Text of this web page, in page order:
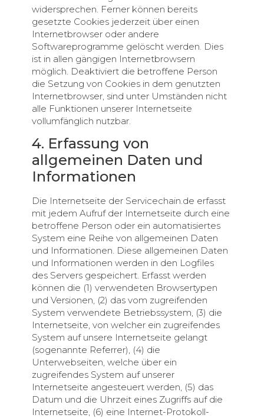
widersprechen. Ferner können bereits
gesetzte Cookies jederzeit über einen
Internetbrowser oder andere
Softwareprogramme gelöscht werden. Dies
ist in allen gängigen Internetbrowsern
möglich. Deaktiviert die betroffene Person
die Setzung von Cookies in dem genutzten
Internetbrowser, sind unter Umständen nicht
alle Funktionen unserer Internetseite
vollumfänglich nutzbar.
4. Erfassung von
allgemeinen Daten und
Informationen
Die Internetseite der Servicechain.de erfasst
mit jedem Aufruf der Internetseite durch eine
betroffene Person oder ein automatisiertes
System eine Reihe von allgemeinen Daten
und Informationen. Diese allgemeinen Daten
und Informationen werden in den Logfiles
des Servers gespeichert. Erfasst werden
können die (1) verwendeten Browsertypen
und Versionen, (2) das vom zugreifenden
System verwendete Betriebssystem, (3) die
Internetseite, von welcher ein zugreifendes
System auf unsere Internetseite gelangt
(sogenannte Referrer), (4) die
Unterwebseiten, welche über ein
zugreifendes System auf unserer
Internetseite angesteuert werden, (5) das
Datum und die Uhrzeit eines Zugriffs auf die
Internetseite, (6) eine Internet-Protokoll-